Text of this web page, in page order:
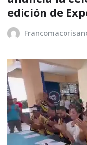
edición de